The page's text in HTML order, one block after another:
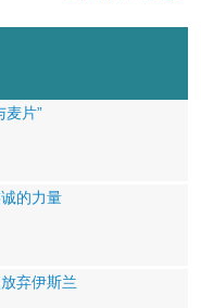
片”
的力量
弃伊斯兰